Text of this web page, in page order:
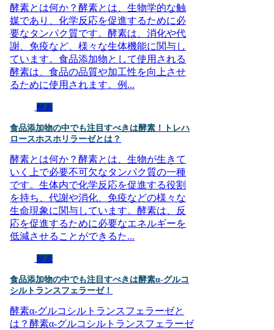
酵素とは何か？酵素とは、生物学的な触
媒であり、化学反応を促進するために必
要なタンパク質です。酵素は、消化や代
謝、免疫など、様々な生体機能に関与し
ています。食品添加物として使用される
酵素は、食品の品質や加工性を向上させ
るために使用されます。例...
酵素
食品添加物の中でも注目すべきは酵素！トレハ
ロースホスホリラーゼとは？
酵素とは何か？酵素とは、生物が生きて
いく上で必要不可欠なタンパク質の一種
です。生体内で化学反応を促進する役割
を持ち、代謝や消化、免疫などの様々な
生命現象に関与しています。酵素は、反
応を促進するために必要なエネルギーを
低減させることができるた...
酵素
食品添加物の中でも注目すべきは酵素α-グルコ
シルトランスフェラーゼ！
酵素α-グルコシルトランスフェラーゼと
は？酵素α-グルコシルトランスフェラーゼ